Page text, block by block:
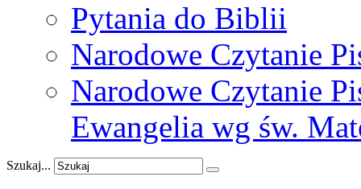
Pytania do Biblii
Narodowe Czytanie
Narodowe Czytanie
Ewangelia wg św.
Szukaj...